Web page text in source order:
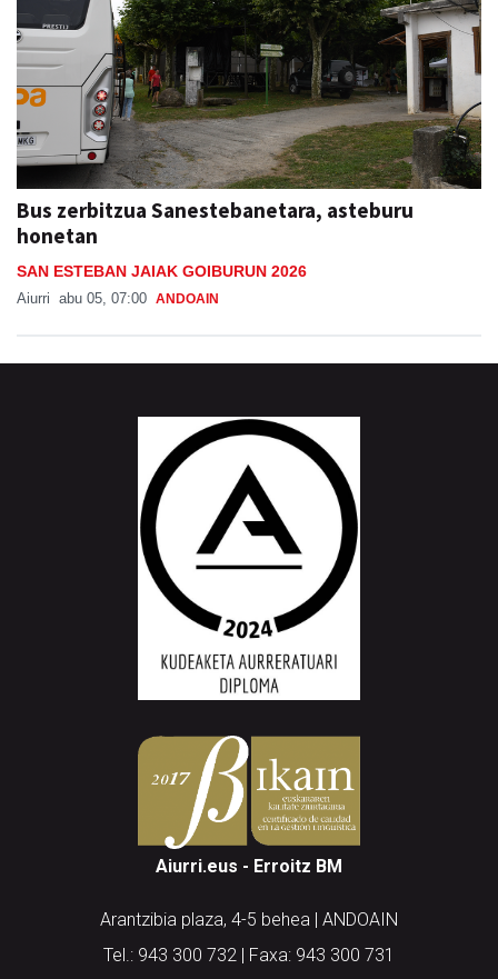
Bus zerbitzua Sanestebanetara, asteburu
honetan
SAN ESTEBAN JAIAK GOIBURUN 2026
Aiurri abu 05, 07:00 ANDOAIN
Aiurri.eus - Erroitz BM
Arantzibia plaza, 4-5 behea | ANDOAIN
Tel.: 943 300 732 | Faxa: 943 300 731